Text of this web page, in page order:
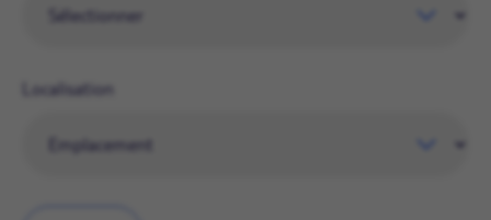
Localisation